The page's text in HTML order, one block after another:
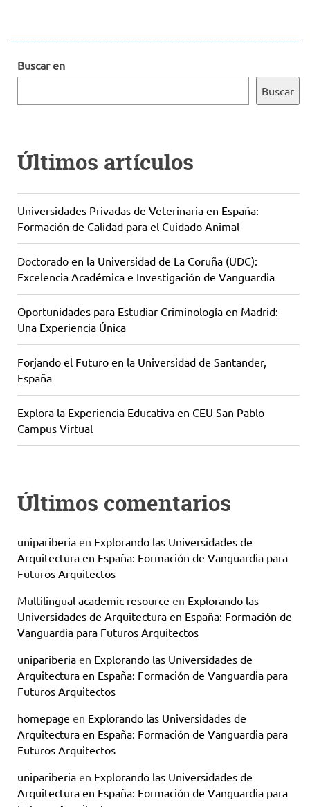
Buscar en
Buscar
Últimos artículos
Universidades Privadas de Veterinaria en España:
Formación de Calidad para el Cuidado Animal
Doctorado en la Universidad de La Coruña (UDC):
Excelencia Académica e Investigación de Vanguardia
Oportunidades para Estudiar Criminología en Madrid:
Una Experiencia Única
Forjando el Futuro en la Universidad de Santander,
España
Explora la Experiencia Educativa en CEU San Pablo
Campus Virtual
Últimos comentarios
unipariberia en Explorando las Universidades de
Arquitectura en España: Formación de Vanguardia para
Futuros Arquitectos
Multilingual academic resource en Explorando las
Universidades de Arquitectura en España: Formación de
Vanguardia para Futuros Arquitectos
unipariberia en Explorando las Universidades de
Arquitectura en España: Formación de Vanguardia para
Futuros Arquitectos
homepage en Explorando las Universidades de
Arquitectura en España: Formación de Vanguardia para
Futuros Arquitectos
unipariberia en Explorando las Universidades de
Arquitectura en España: Formación de Vanguardia para